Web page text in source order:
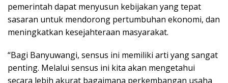
pemerintah dapat menyusun kebijakan yang tepat
sasaran untuk mendorong pertumbuhan ekonomi, dan
meningkatkan kesejahteraan masyarakat.
“Bagi Banyuwangi, sensus ini memiliki arti yang sangat
penting. Melalui sensus ini kita akan mengetahui
secara lebih akurat bagaimana perkembangan usaha